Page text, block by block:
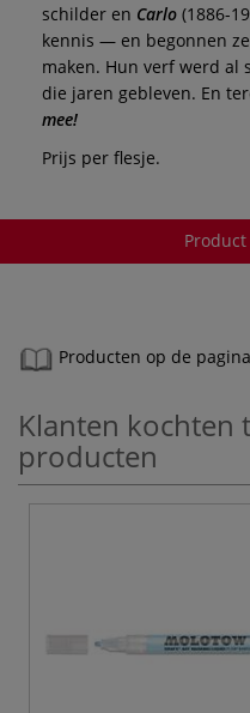
schilder en Carlo (1886-
kennis — en begonnen
maken. Hun verf werd al
die jaren gebleven. En
mee!
Prijs per flesje.
Producten op de
Klanten kochten
producten